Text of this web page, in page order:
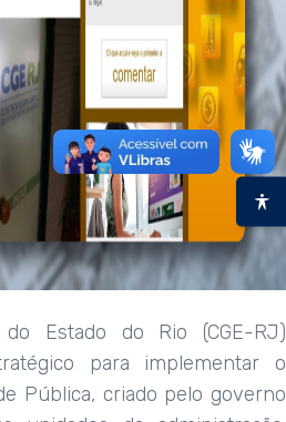
do Estado do Rio (CGE-RJ)
para implementar o
Pública, criado pelo governo